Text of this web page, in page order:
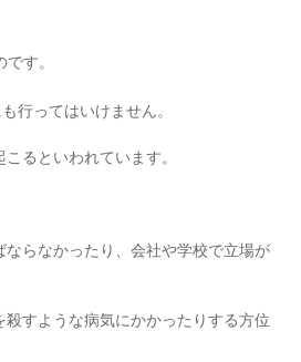
です。
行ってはいけません。
るといわれています。
ならなかったり、会社や学校で立場が
すような病気にかかったりする方位